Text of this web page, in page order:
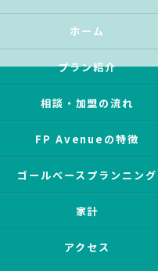
ホーム
プラン紹介
相談・加盟の流れ
FP Avenueの特徴
ゴールベースプランニング
家計
アクセス